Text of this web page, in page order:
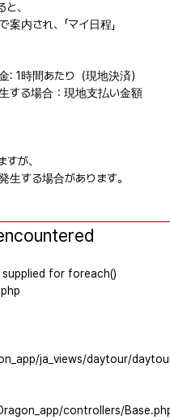
、
内され、「マイ日程」
1時間あたり（現地決済）
する場合：現地支払い金額
が、
する場合があります。
supplied for foreach()
ja_views/daytour/
controllers/